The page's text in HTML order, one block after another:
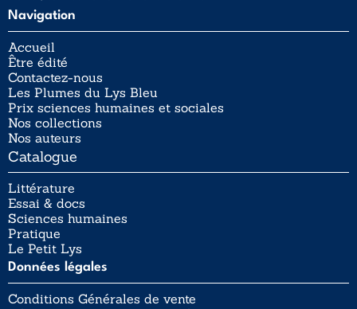
Navigation
Accueil
Être édité
Contactez-nous
Les Plumes du Lys Bleu
Prix sciences humaines et sociales
Nos collections
Nos auteurs
Catalogue
Littérature
Essai & docs
Sciences humaines
Pratique
Le Petit Lys
Données légales
Conditions Générales de vente